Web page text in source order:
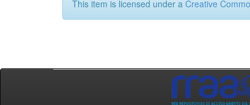
This item is licensed under a Creative